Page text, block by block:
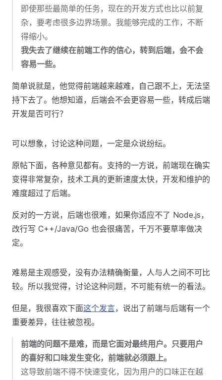
即使那些最简单的任务，现在的开发方式也比以前复
杂，要考虑很多边界场景。我能够完成的工作，不断
得缩小。
我失去了继续在前端工作的信心，转到后端，会不会
容易一些。
简单说就是，他觉得前端越来越难，自己跟不上，无法坚
持下去了。他想知道，后端会不会更容易一些，转成后端
开发是否可行？
可以想象，讨论这种问题，一定是众说纷纭。
原帖下面，各种意见都有。支持的一方说，前端现在确实
变得非常复杂，技术工具的更新速度太快，开发和维护的
难度超过了后端。
反对的一方说，后端也很难，如果你适应不了 Node.js，
改行写 C++/Java/Go 也会很痛苦，千万不要草率做决
定。
难易是主观感受，没有办法精确衡量，人与人之间不可比
较。所以我觉得，讨论这种问题，不可能有统一的看法。
但是，我很喜欢下面这个发言，说出了前端与后端有一个
重要差异，往往被忽视。
前端的问题不是难，而是它面对最终用户。只要用户
的喜好和口味发生变化，前端就必须跟上。
这导致前端不得不快速变化，因为用户的口味正在越